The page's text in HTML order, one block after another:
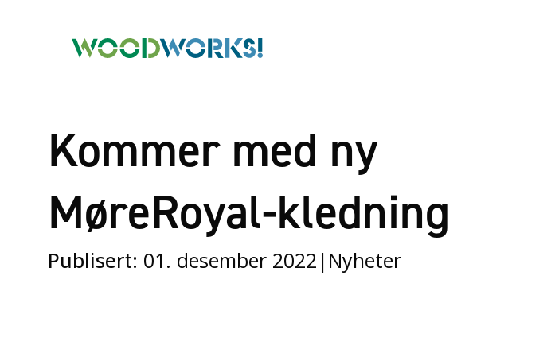
Kommer med ny
MøreRoyal-kledning
Publisert: 01. desember 2022 | Nyheter